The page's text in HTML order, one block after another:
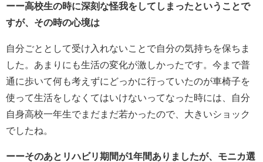
ーー高校生の時に深刻な怪我をしてしまったということで
すが、その時の心境は
自分ごととして受け入れないことで自分の気持ちを保ちま
した。あまりにも生活の変化が激しかったです。今まで普
通に歩いて何も考えずにどっかに行っていたのが車椅子を
使って生活をしなくてはいけないってなった時には、自分
自身高校一年生でまだまだ若かったので、大きいショック
でしたね。
ーーそのあとリハビリ期間が1年間ありましたが、モニカ選